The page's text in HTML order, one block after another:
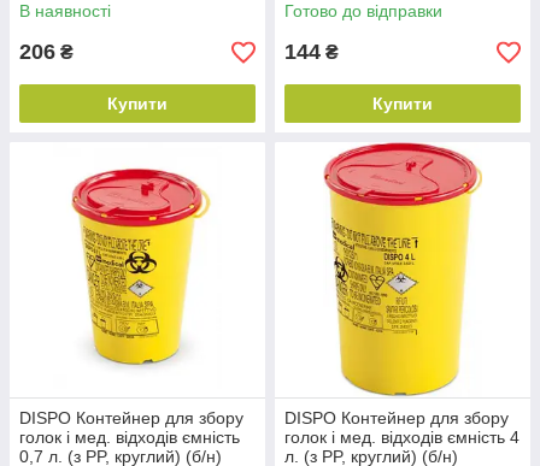
В наявності
206 ₴
Купити
Готово до відправки
144 ₴
Купити
DISPO Контейнер для збору
голок і мед. відходів ємність
0,7 л. (з PP, круглий) (б/н)
DISPO Контейнер для збору
голок і мед. відходів ємність 4
л. (з PP, круглий) (б/н)